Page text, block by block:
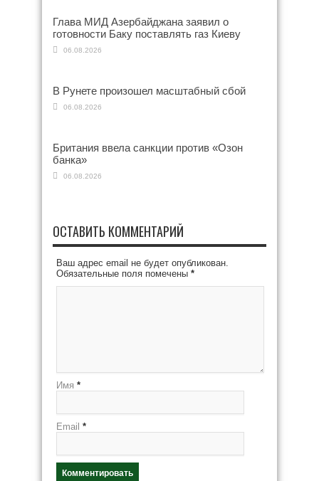
Глава МИД Азербайджана заявил о
готовности Баку поставлять газ Киеву
06.08.2026
В Рунете произошел масштабный сбой
06.08.2026
Британия ввела санкции против «Озон
банка»
06.08.2026
ОСТАВИТЬ КОММЕНТАРИЙ
Ваш адрес email не будет опубликован.
Обязательные поля помечены *
Имя *
Email *